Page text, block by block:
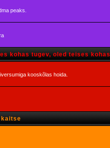
peaks.
kohas tugev, oled teises
kooskõlas hoida.
kaitse